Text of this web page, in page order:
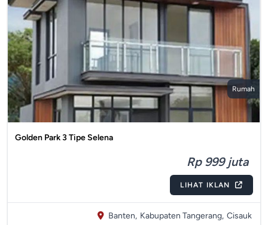
Rumah
Golden Park 3 Tipe Selena
Rp 999 juta
LIHAT IKLAN
Banten, Kabupaten Tangerang, Cisauk